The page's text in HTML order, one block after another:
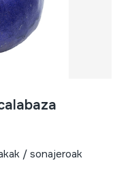
/ sonajeroak